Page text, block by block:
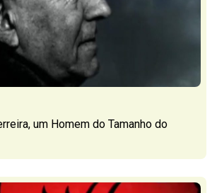
um Homem do Tamanho do